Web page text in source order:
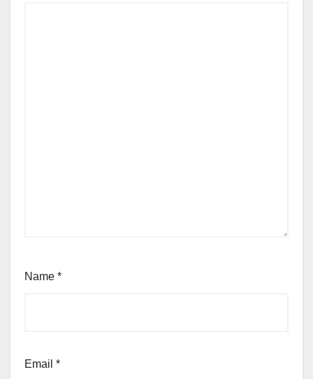
Name *
Email *